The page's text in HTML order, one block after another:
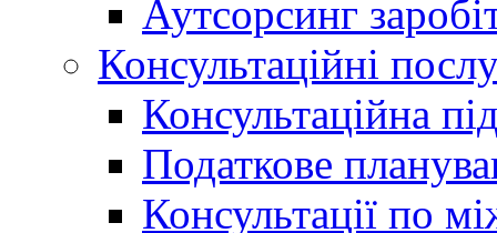
Аутсорсинг
Консультаційні
Консультаційна
Податкове
Консультації по